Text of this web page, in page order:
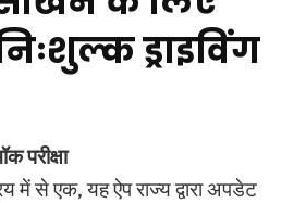
ड्राइविंग
परीक्षा
में से एक, यह ऐप राज्य द्वारा अपडेट